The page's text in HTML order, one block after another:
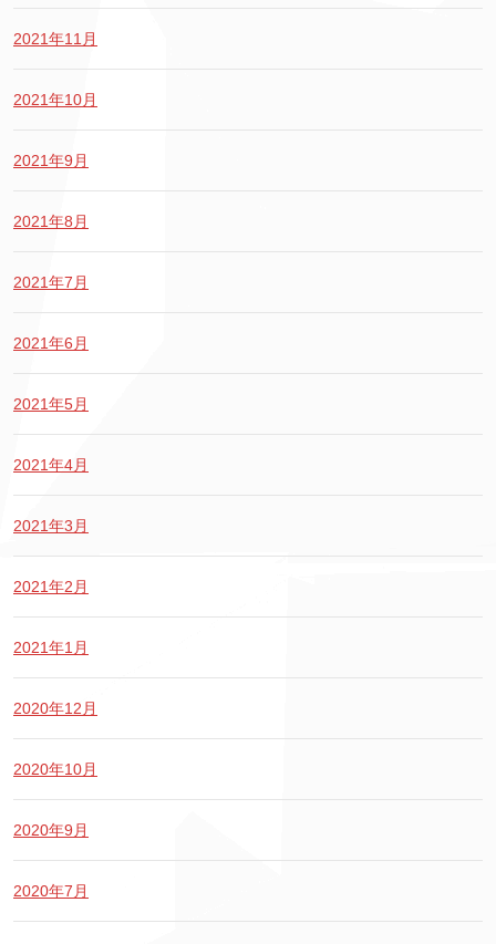
2021年11月
2021年10月
2021年9月
2021年8月
2021年7月
2021年6月
2021年5月
2021年4月
2021年3月
2021年2月
2021年1月
2020年12月
2020年10月
2020年9月
2020年7月